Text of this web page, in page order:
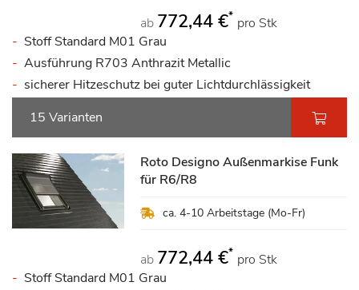
ab 772,44 €* pro Stk
Stoff Standard M01 Grau
Ausführung R703 Anthrazit Metallic
sicherer Hitzeschutz bei guter Lichtdurchlässigkeit
15 Varianten
Roto Designo Außenmarkise Funk
für R6/R8
ca. 4-10 Arbeitstage (Mo-Fr)
ab 772,44 €* pro Stk
Stoff Standard M01 Grau